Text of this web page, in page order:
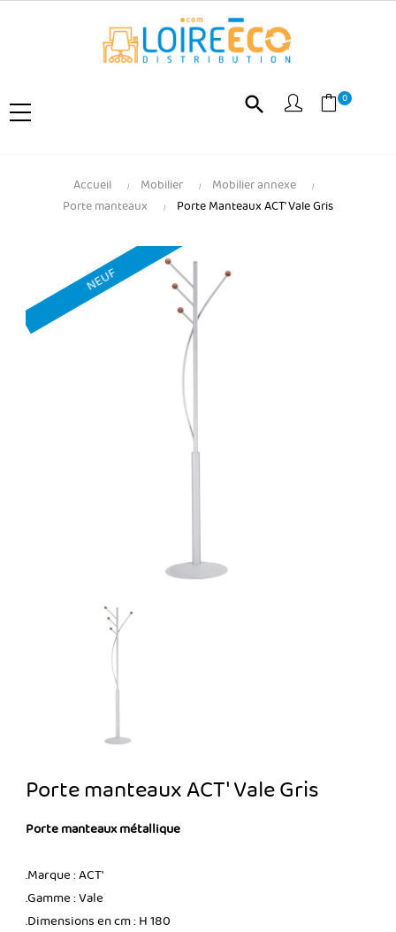
search 0
Accueil Mobilier
Mobilier annexe
Porte manteaux
Porte Manteaux ACT' Vale Gris
NEUF
Porte manteaux ACT' Vale Gris
Porte manteaux métallique
.Marque : ACT'
.Gamme : Vale
.Dimensions en cm : H 180